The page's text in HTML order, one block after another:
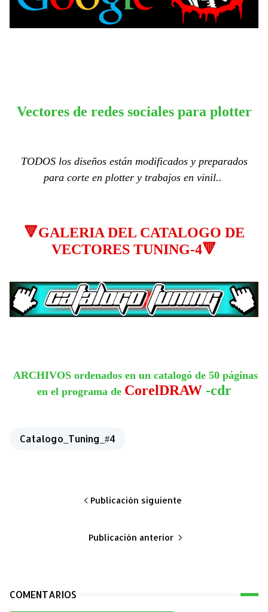
Vectores de redes sociales para plotter
TODOS los diseños están modificados y preparados
para corte en plotter y trabajos en vinil..
🔻GALERIA DEL CATALOGO DE
VECTORES TUNING-4🔻
ARCHIVOS ordenados en un catalogó de 50 páginas
en el programa de CorelDRAW-cdr
Catalogo_Tuning_#4
Publicación siguiente
Publicación anterior
COMENTARIOS